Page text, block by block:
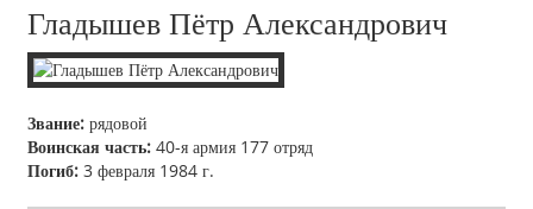
Гладышев Пётр Александрович
Звание: рядовой
Воинская часть: 40-я армия 177 отряд
Погиб: 3 февраля 1984 г.